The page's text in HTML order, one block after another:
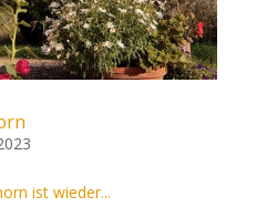
ist wieder...